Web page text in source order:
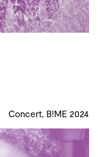
Concert, B!ME 2024